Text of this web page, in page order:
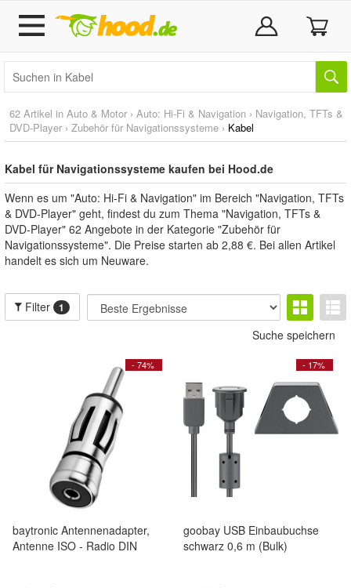
62 Artikel in Auto & Motor › Auto: Hi-Fi & Navigation › Navigation, TFTs &
DVD-Player › Zubehör für Navigationssysteme › Kabel
Kabel für Navigationssysteme kaufen bei Hood.de
Wenn es um "Auto: Hi-Fi & Navigation" im Bereich "Navigation, TFTs
& DVD-Player" geht, findest du zum Thema "Navigation, TFTs &
DVD-Player" 62 Angebote in der Kategorie "Zubehör für
Navigationssysteme". Die Preise starten ab 2,88 €. Bei allen Artikel
handelt es sich um Neuware.
Filter 1
Suche speichern
- 74%
baytronic Antennenadapter,
Antenne ISO - Radio DIN
- 17%
goobay USB Einbaubuchse
schwarz 0,6 m (Bulk)